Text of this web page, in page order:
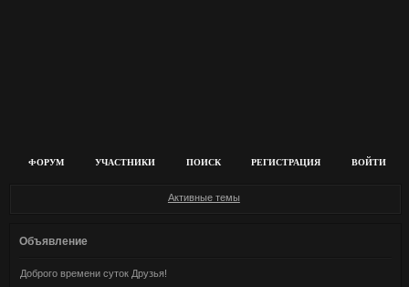
ФОРУМ УЧАСТНИКИ ПОИСК РЕГИСТРАЦИЯ ВОЙТИ
Активные темы
Объявление
Доброго времени суток Друзья!